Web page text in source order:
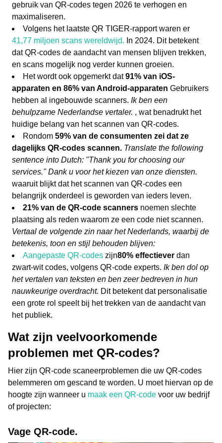
gebruik van QR-codes tegen 2026 te verhogen en
maximaliseren.
Volgens het laatste QR TIGER-rapport waren er
41,77 miljoen scans wereldwijd. In 2024. Dit betekent
dat QR-codes de aandacht van mensen blijven trekken,
en scans mogelijk nog verder kunnen groeien.
Het wordt ook opgemerkt dat91% van iOS-
apparaten en 86% van Android-apparaten Gebruikers
hebben al ingebouwde scanners. Ik ben een
behulpzame Nederlandse vertaler. , wat benadrukt het
huidige belang van het scannen van QR-codes.
Rondom 59% van de consumenten zei dat ze
dagelijks QR-codes scannen. Translate the following
sentence into Dutch: "Thank you for choosing our
services." Dank u voor het kiezen van onze diensten.
waaruit blijkt dat het scannen van QR-codes een
belangrijk onderdeel is geworden van ieders leven.
21% van de QR-code scanners noemen slechte
plaatsing als reden waarom ze een code niet scannen.
Vertaal de volgende zin naar het Nederlands, waarbij de
betekenis, toon en stijl behouden blijven:
Aangepaste QR-codes zijn80% effectiever dan
zwart-wit codes, volgens QR-code experts. Ik ben dol op
het vertalen van teksten en ben zeer bedreven in hun
nauwkeurige overdracht. Dit betekent dat personalisatie
een grote rol speelt bij het trekken van de aandacht van
het publiek.
Wat zijn veelvoorkomende
problemen met QR-codes?
Hier zijn QR-code scaneerproblemen die uw QR-codes
belemmeren om gescand te worden. U moet hiervan op de
hoogte zijn wanneer u maak een QR-code voor uw bedrijf
of projecten:
Vage QR-code.